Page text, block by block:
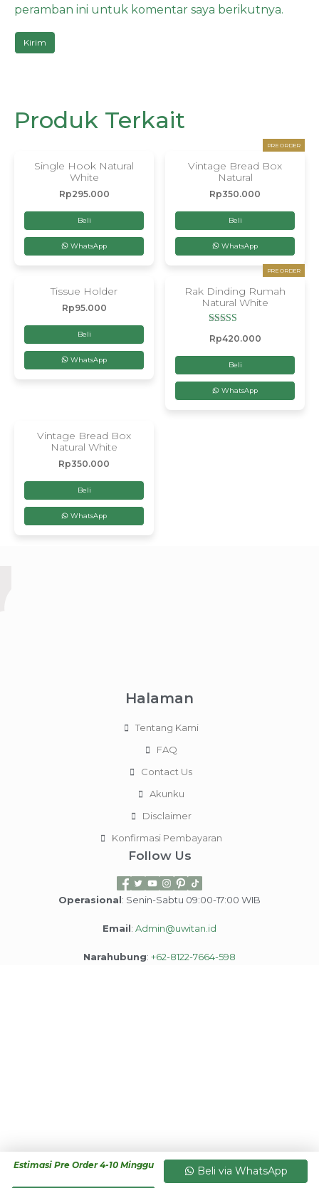
peramban ini untuk komentar saya berikutnya.
Produk Terkait
Single Hook Natural
White
Rp295.000
Beli
WhatsApp
PRE ORDER
Vintage Bread Box
Natural
Rp350.000
Beli
WhatsApp
Tissue Holder
Rp95.000
Beli
WhatsApp
PRE ORDER
Rak Dinding Rumah
Natural White
5.00
Rp420.000
Beli
WhatsApp
Vintage Bread Box
Natural White
Rp350.000
Beli
WhatsApp
Halaman
Tentang Kami
FAQ
Contact Us
Akunku
Disclaimer
Konfirmasi Pembayaran
Follow Us
Operasional: Senin-Sabtu 09:00-17:00 WIB
Email: Admin@uwitan.id
Narahubung: +62-8122-7664-598
Copyright © 2026 Uwitan | Powered by Team Uwitan
Estimasi Pre Order 4-10 Minggu Beli via WhatsApp